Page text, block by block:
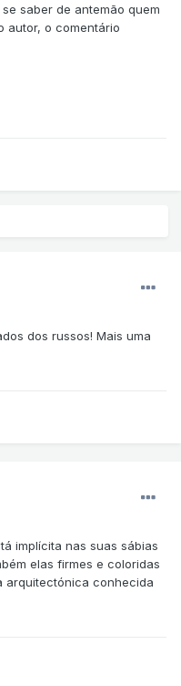
saber de antemão quem
autor, o comentário
dos russos! Mais uma
implícita nas suas sábias
elas firmes e coloridas
arquitectónica conhecida